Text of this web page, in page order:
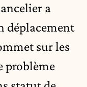
a
déplacement
sur les
problème